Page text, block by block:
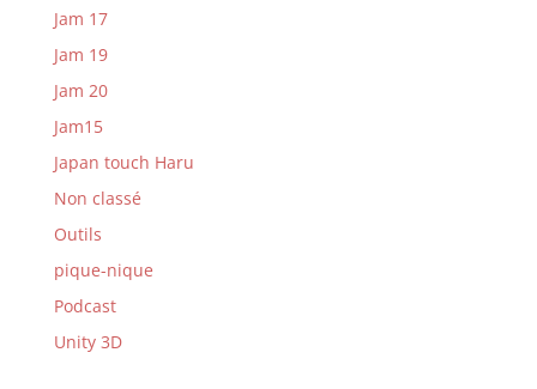
Jam 17
Jam 19
Jam 20
Jam15
Japan touch Haru
Non classé
Outils
pique-nique
Podcast
Unity 3D